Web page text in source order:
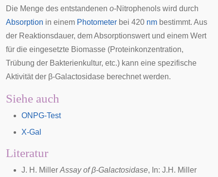
Die Menge des entstandenen o-Nitrophenols wird durch
Absorption in einem Photometer bei 420 nm bestimmt. Aus
der Reaktionsdauer, dem Absorptionswert und einem Wert
für die eingesetzte Biomasse (Proteinkonzentration,
Trübung der Bakterienkultur, etc.) kann eine spezifische
Aktivität der β-Galactosidase berechnet werden.
Siehe auch
ONPG-Test
X-Gal
Literatur
J. H. Miller Assay of β-Galactosidase, In: J.H. Miller